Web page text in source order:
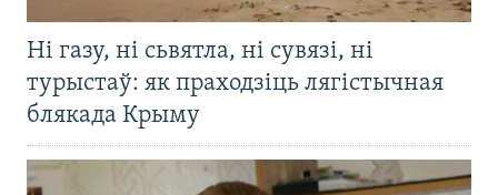
Ні газу, ні сьвятла, ні сувязі, ні
турыстаў: як праходзіць лягістычная
блякада Крыму